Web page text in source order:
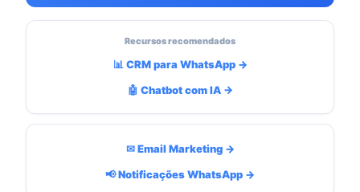
Recursos recomendados
📊 CRM para WhatsApp →
🤖 Chatbot com IA →
✉ Email Marketing →
📢 Notificações WhatsApp →